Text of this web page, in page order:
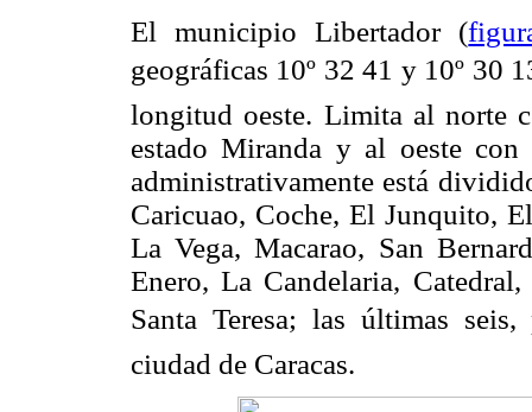
El municipio Libertador (
geográficas 10º 32 41 y 10º 30
longitud oeste. Limita al norte
estado Miranda y al oeste
administrativamente está
Caricuao, Coche, El Junquito,
La Vega, Macarao, San
Enero, La Candelaria,
Santa Teresa; las últimas seis,
ciudad de Caracas.